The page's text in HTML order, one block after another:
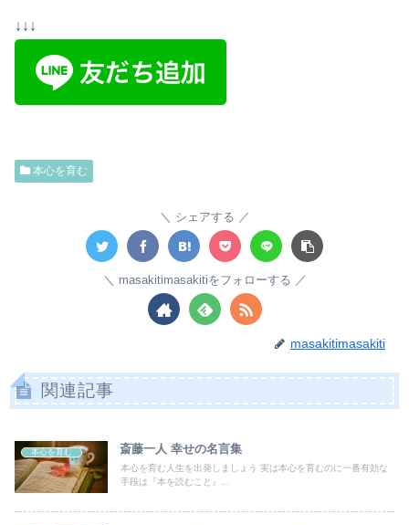
↓↓↓
本心を育む
シェアする
masakitimasakitiをフォローする
masakitimasakiti
関連記事
本心を育む 斎藤一人 幸せの名言集
本心を育む人生を出発しましょう 実は本心を育むのに一番有効な
手段は『本を読むこと』...